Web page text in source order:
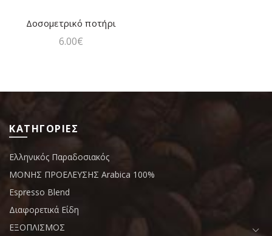
ΠΡΟΣΘΗΚΗ ΣΤΟ ΚΑΛΑΘΙ
Δοσομετρικό ποτήρι
6.00€
ΚΑΤΗΓΟΡΙΕΣ
Ελληνικός Παραδοσιακός
ΜΟΝΗΣ ΠΡΟΕΛΕΥΣΗΣ Arabica 100%
Espresso Blend
Διαφορετικά Είδη
ΕΞΟΠΛΙΣΜΟΣ